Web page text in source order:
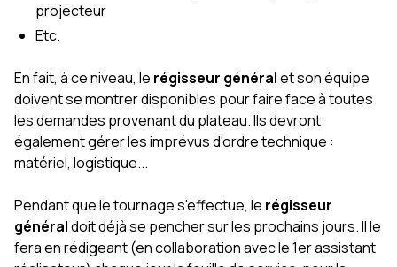
projecteur
Etc.
En fait, à ce niveau, le régisseur généralet son équipe
doivent se montrer disponibles pour faire face à toutes
les demandes provenant du plateau. Ils devront
également gérer les imprévus d'ordre technique :
matériel, logistique...
Pendant que le tournage s'effectue, le régisseur
généraldoit déjà se pencher sur les prochains jours. Il le
fera en rédigeant (en collaboration avec le 1er assistant